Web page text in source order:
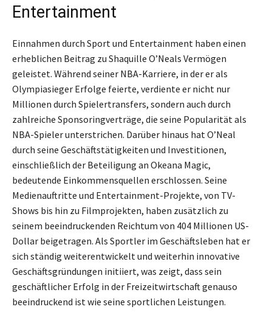
Entertainment
Einnahmen durch Sport und Entertainment haben einen
erheblichen Beitrag zu Shaquille O’Neals Vermögen
geleistet. Während seiner NBA-Karriere, in der er als
Olympiasieger Erfolge feierte, verdiente er nicht nur
Millionen durch Spielertransfers, sondern auch durch
zahlreiche Sponsoringverträge, die seine Popularität als
NBA-Spieler unterstrichen. Darüber hinaus hat O’Neal
durch seine Geschäftstätigkeiten und Investitionen,
einschließlich der Beteiligung an Okeana Magic,
bedeutende Einkommensquellen erschlossen. Seine
Medienauftritte und Entertainment-Projekte, von TV-
Shows bis hin zu Filmprojekten, haben zusätzlich zu
seinem beeindruckenden Reichtum von 404 Millionen US-
Dollar beigetragen. Als Sportler im Geschäftsleben hat er
sich ständig weiterentwickelt und weiterhin innovative
Geschäftsgründungen initiiert, was zeigt, dass sein
geschäftlicher Erfolg in der Freizeitwirtschaft genauso
beeindruckend ist wie seine sportlichen Leistungen.